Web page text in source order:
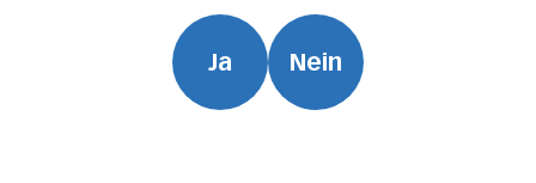
Ja Nein